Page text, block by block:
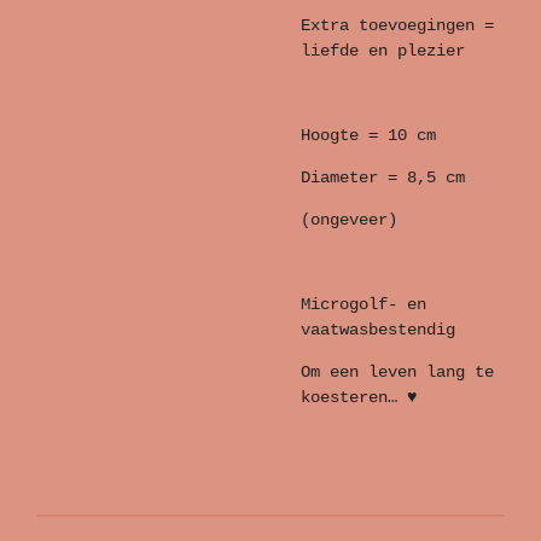
Extra toevoegingen =
liefde en plezier
Hoogte = 10 cm
Diameter = 8,5 cm
(ongeveer)
Microgolf- en
vaatwasbestendig
Om een leven lang te
koesteren… ♥